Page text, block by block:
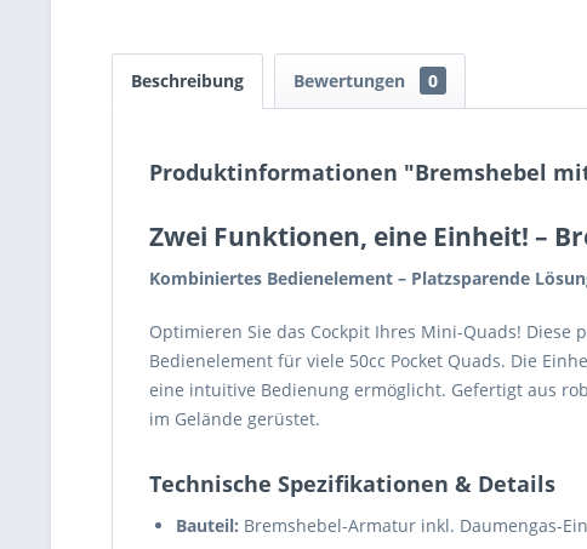
Beschreibung Bewertungen 0
Produktinformationen "Bremshebel
Zwei Funktionen, eine Einheit! –
Kombiniertes Bedienelement – Platzsparende
Optimieren Sie das Cockpit Ihres Mini-Quads! Diese
Bedienelement für viele 50cc Pocket Quads. Die
eine intuitive Bedienung ermöglicht. Gefertigt aus
im Gelände gerüstet.
Technische Spezifikationen & Details
Bauteil: Bremshebel-Armatur inkl. Daumengas-